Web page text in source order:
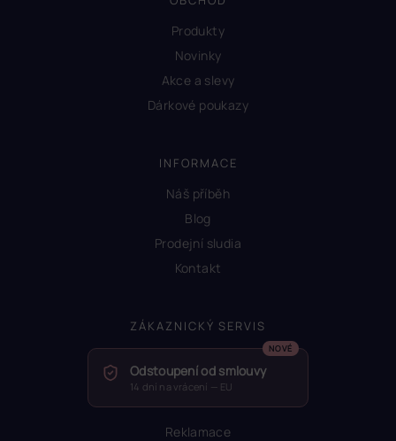
Produkty
Novinky
Akce a slevy
Dárkové poukazy
INFORMACE
Náš příběh
Blog
Prodejní sludia
Kontakt
ZÁKAZNICKÝ SERVIS
Odstoupení od smlouvy
14 dní na vrácení — EU
Reklamace